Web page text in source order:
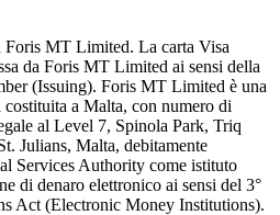
MT Limited. La carta Visa
da Foris MT Limited ai sensi della
(Issuing). Foris MT Limited è una
a Malta, con numero di
al Level 7, Spinola Park, Triq
Julians, Malta, debitamente
Services Authority come istituto
di denaro elettronico ai sensi del 3°
Act (Electronic Money Institutions).